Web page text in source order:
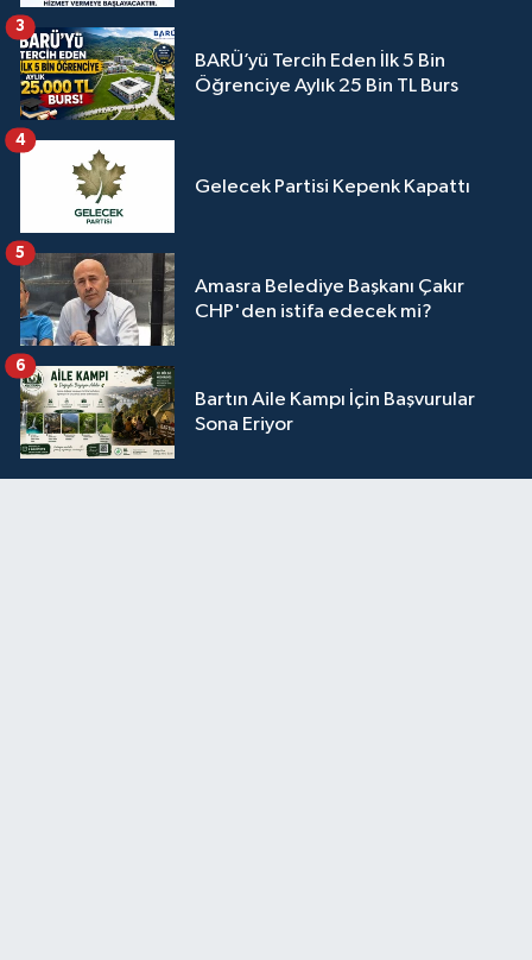
BARÜ’yü Tercih Eden İlk 5 Bin
Öğrenciye Aylık 25 Bin TL Burs
3
Gelecek Partisi Kepenk Kapattı
4
Amasra Belediye Başkanı Çakır
CHP'den istifa edecek mi?
5
Bartın Aile Kampı İçin Başvurular
Sona Eriyor
6